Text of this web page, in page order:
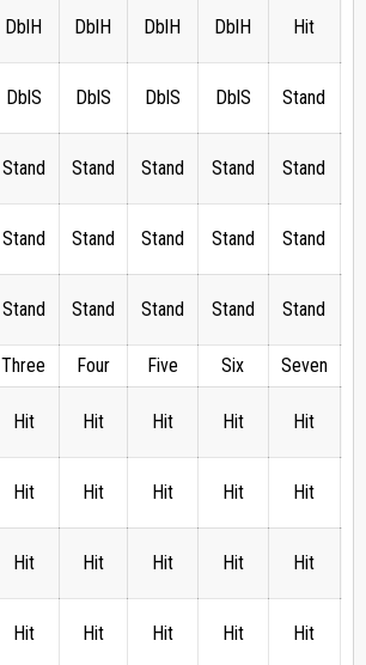
DblH DblH DblH DblH Hit
DblS DblS DblS DblS Stand
Stand Stand Stand Stand Stand
Stand Stand Stand Stand Stand
Stand Stand Stand Stand Stand
Three Four Five Six Seven
Hit Hit Hit Hit Hit
Hit Hit Hit Hit Hit
Hit Hit Hit Hit Hit
Hit Hit Hit Hit Hit